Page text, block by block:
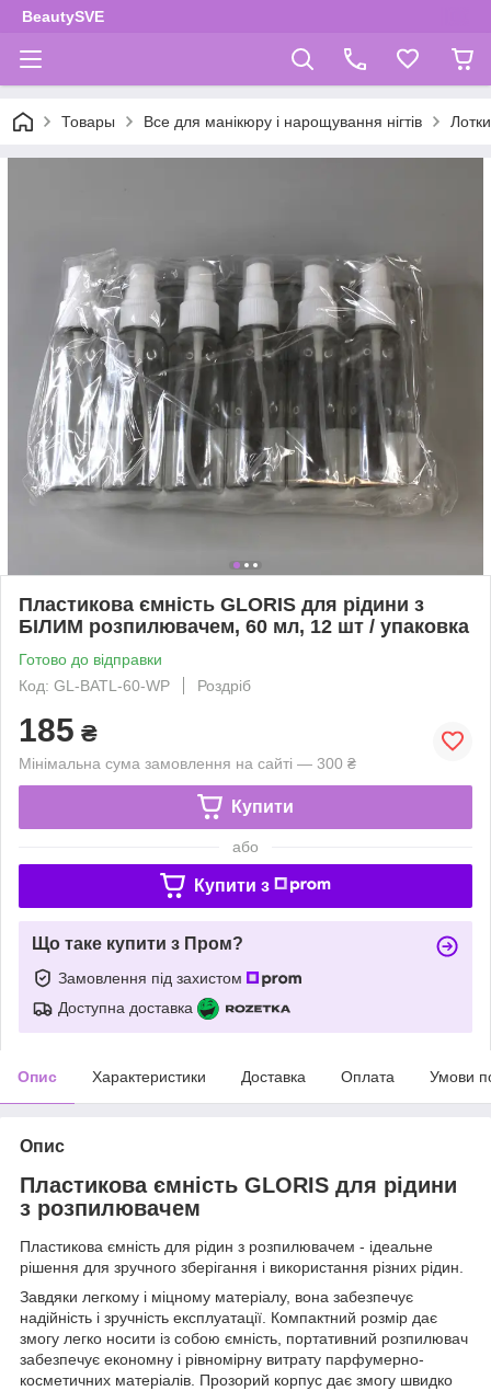
BeautySVE
Товары Все для манікюру і нарощування нігтів
Пластикова ємність GLORIS для рідини з
БІЛИМ розпилювачем, 60 мл, 12 шт / упаковка
Готово до відправки
Код: GL-BATL-60-WP
Роздріб
185 ₴
Мінімальна сума замовлення на сайті — 300 ₴
Купити
або
Купити з
Що таке купити з Пром?
Замовлення під захистом
Доступна доставка
Опис Характеристики Доставка Оплата Умови
Опис
Пластикова ємність GLORIS для рідини
з розпилювачем
Пластикова ємність для рідин з розпилювачем - ідеальне
рішення для зручного зберігання і використання різних рідин.
Завдяки легкому і міцному матеріалу, вона забезпечує
надійність і зручність експлуатації. Компактний розмір дає
змогу легко носити із собою ємність, портативний розпилювач
забезпечує економну і рівномірну витрату парфумерно-
косметичних матеріалів. Прозорий корпус дає змогу швидко